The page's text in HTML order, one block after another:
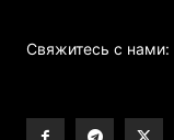
Свяжитесь с нами: